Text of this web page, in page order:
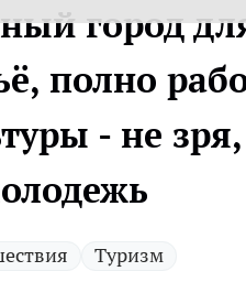
город
полно
- не
Туризм